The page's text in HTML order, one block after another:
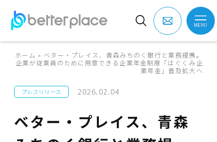
ホーム » ベター・プレイス、青森みちのく銀行と業務提携。
企業が従業員のために用意できる企業年金制度「はぐくみ企
業年金」普及拡大へ
プレスリリース 2026.02.04
ベター・プレイス、青森